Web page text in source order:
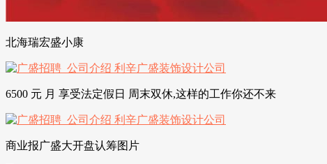
北海瑞宏盛小康
6500 元 月 享受法定假日 周末双休,这样的工作你还不来
商业报广盛大开盘认筹图片